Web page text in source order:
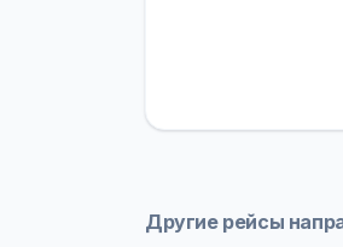
В автобусах
устройств,
оплата
рейсов вы
Другие рейсы